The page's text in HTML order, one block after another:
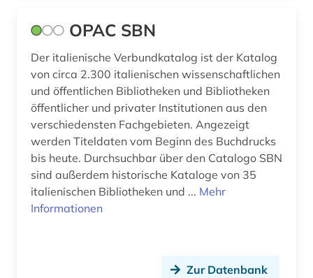
musikgeschichte (1)
musikinstrument (1)
musikleben (1)
münzen (1)
nachschlagewerk (1)
naher osten (1)
OPAC SBN
Der italienische Verbundkatalog ist der Katalog
von circa 2.300 italienischen wissenschaftlichen
und öffentlichen Bibliotheken und Bibliotheken
öffentlicher und privater Institutionen aus den
verschiedensten Fachgebieten. Angezeigt
werden Titeldaten vom Beginn des Buchdrucks
bis heute. Durchsuchbar über den Catalogo SBN
sind außerdem historische Kataloge von 35
italienischen Bibliotheken und ... Mehr
Informationen
Zur Datenbank